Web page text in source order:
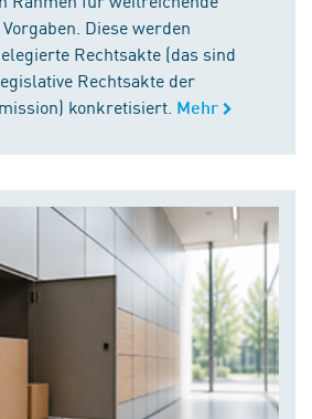
Diese werden
Rechtsakte (das sind
Rechtsakte der
konkretisiert. Mehr